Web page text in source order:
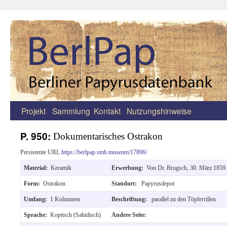
Zum
springen
Projekt Sammlung Kontakt Nutzungshinweise
P. 950: Dokumentarisches Ostrakon
Persistente URL https://berlpap.smb.museum/17896/
Material: Keramik Erwerbung: Von Dr. Brugsch, 30. März
Form: Ostrakon Standort: Papyrusdepot
Umfang: 1 Kolumnen Beschriftung: parallel zu den Töpferrillen
Sprache: Koptisch (Sahidisch) Andere Seite: